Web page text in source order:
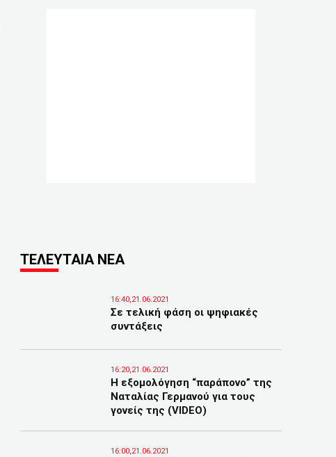
ΤΕΛΕΥΤΑΙΑ ΝΕΑ
16:40,21.06.2021
Σε τελική φάση οι ψηφιακές
συντάξεις
16:20,21.06.2021
Η εξομολόγηση “παράπονο” της
Ναταλίας Γερμανού για τους
γονείς της (VIDEO)
16:00,21.06.2021